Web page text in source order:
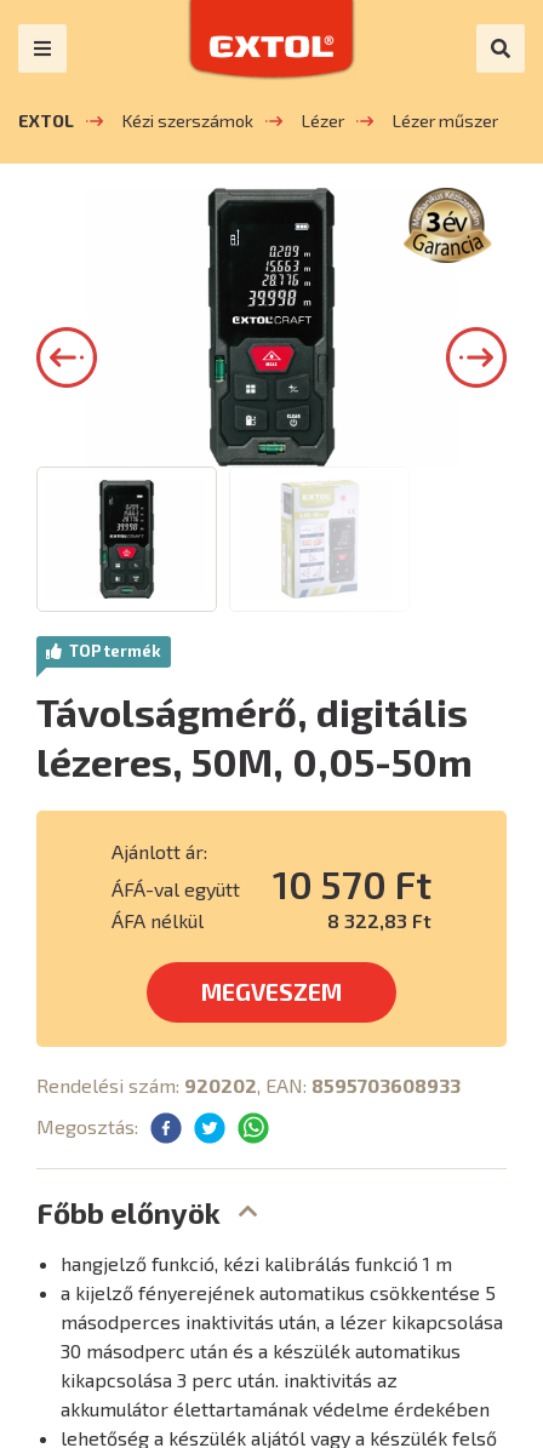
EXTOL Kézi szerszámok Lézer Lézer műszer
TOP termék
Távolságmérő, digitális
lézeres, 50M, 0,05-50m
Ajánlott ár:
ÁFÁ-val együtt
10 570 Ft
ÁFA nélkül 8 322,83 Ft
MEGVESZEM
Rendelési szám: 920202 , EAN: 8595703608933
Megosztás:
Főbb előnyök
hangjelző funkció, kézi kalibrálás funkció 1 m
a kijelző fényerejének automatikus csökkentése 5
másodperces inaktivitás után, a lézer kikapcsolása
30 másodperc után és a készülék automatikus
kikapcsolása 3 perc után. inaktivitás az
akkumulátor élettartamának védelme érdekében
lehetőség a készülék aljától vagy a készülék felső